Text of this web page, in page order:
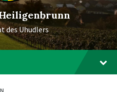
des Uhudlers